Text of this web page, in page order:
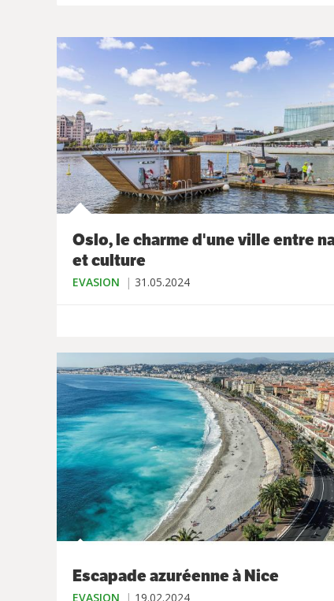
Oslo, le charme d'une ville entre
et culture
EVASION 31.05.2024
Escapade azuréenne à Nice
EVASION 19.02.2024